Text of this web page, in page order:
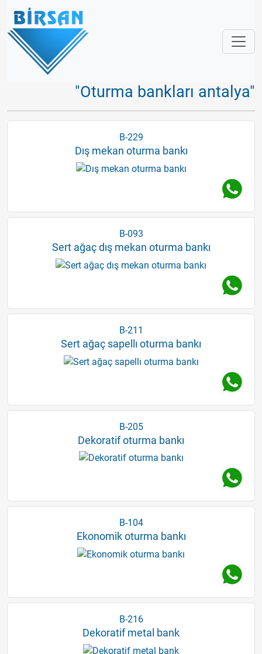
"Oturma bankları antalya"
B-229
Dış mekan oturma bankı
B-093
Sert ağaç dış mekan oturma bankı
B-211
Sert ağaç sapellı oturma bankı
B-205
Dekoratif oturma bankı
B-104
Ekonomik oturma bankı
B-216
Dekoratif metal bank